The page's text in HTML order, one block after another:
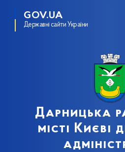
GOV.UA
Державні сайти України
Дарницька
місті Києві